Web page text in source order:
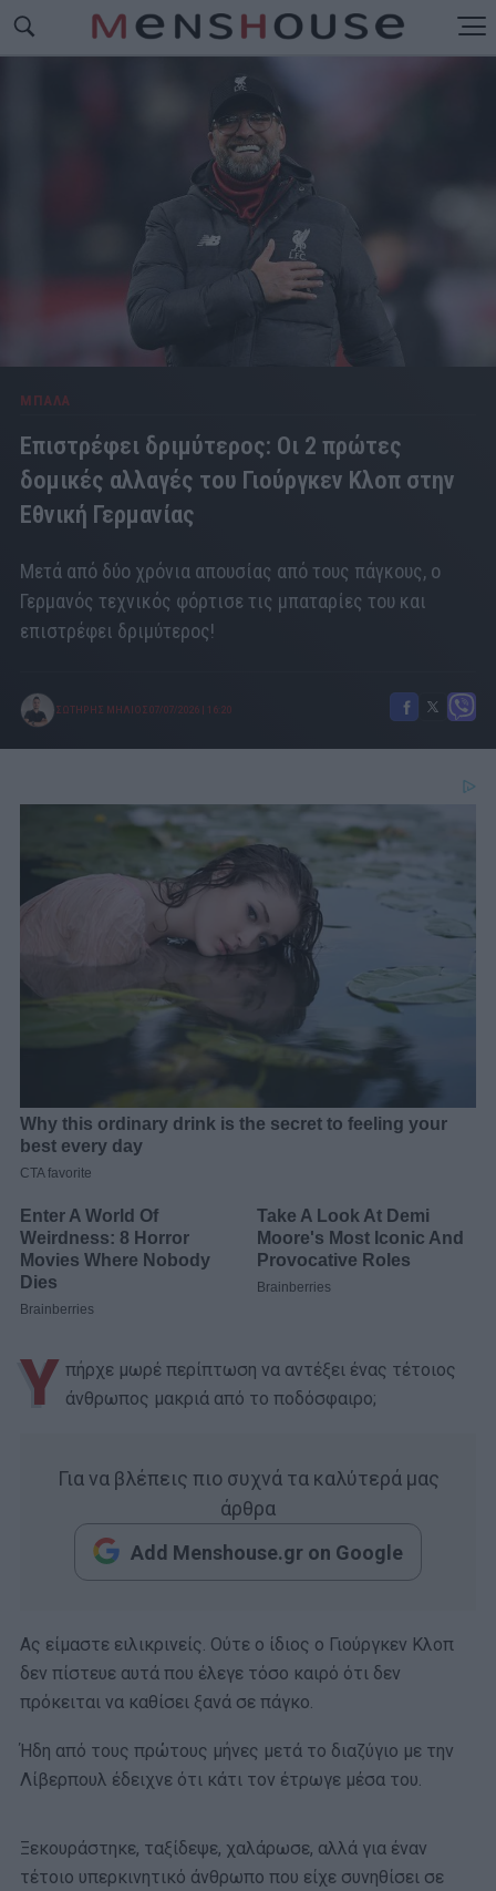
ΜΠΑΛΑ
Επιστρέφει δριμύτερος: Οι 2 πρώτες
δομικές αλλαγές του Γιούργκεν Κλοπ στην
Εθνική Γερμανίας
Μετά από δύο χρόνια απουσίας από τους πάγκους, ο
Γερμανός τεχνικός φόρτισε τις μπαταρίες του και
επιστρέφει δριμύτερος!
ΣΩΤΗΡΗΣ ΜΗΛΙΟΣ 07/07/2026 16:20
Υ πήρχε μωρέ περίπτωση να αντέξει ένας τέτοιος
άνθρωπος μακριά από το ποδόσφαιρο;
Για να βλέπεις πιο συχνά τα καλύτερά μας
άρθρα
Add Menshouse.gr on Google
Ας είμαστε ειλικρινείς. Ούτε ο ίδιος ο Γιούργκεν Κλοπ
δεν πίστευε αυτά που έλεγε τόσο καιρό ότι δεν
πρόκειται να καθίσει ξανά σε πάγκο.
Ήδη από τους πρώτους μήνες μετά το διαζύγιο με την
Λίβερπουλ έδειχνε ότι κάτι τον έτρωγε μέσα του.
Ξεκουράστηκε, ταξίδεψε, χαλάρωσε, αλλά για έναν
τέτοιο υπερκινητικό άνθρωπο που είχε συνηθίσει σε